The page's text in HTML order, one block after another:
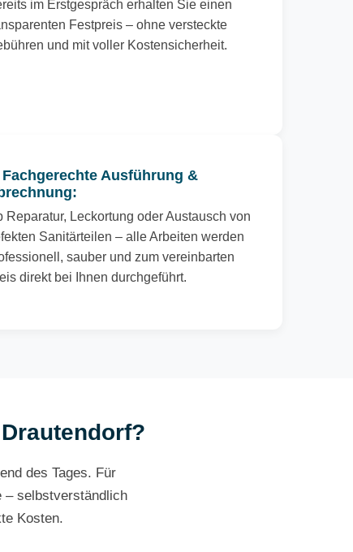
im Erstgespräch erhalten Sie einen
Festpreis – ohne versteckte
und mit voller Kostensicherheit.
Fachgerechte Ausführung &
Reparatur, Leckortung oder Austausch von
Sanitärteilen – alle Arbeiten werden
sauber und zum vereinbarten
direkt bei Ihnen durchgeführt.
des Tages. Für
– selbstverständlich
Kosten.